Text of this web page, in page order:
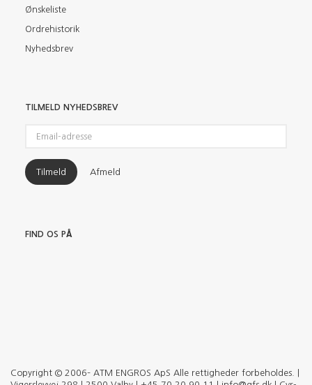
Ønskeliste
Ordrehistorik
Nyhedsbrev
TILMELD NYHEDSBREV
adresse
Tilmeld Afmeld
FIND OS PÅ
Copyright © 2006– ATM ENGROS ApS Alle rettigheder forbeholdes. |